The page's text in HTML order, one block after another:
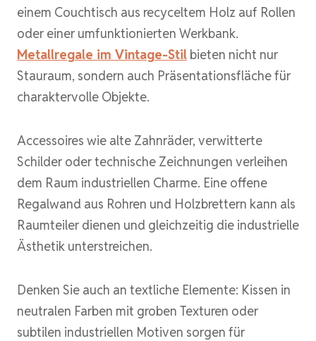
einem Couchtisch aus recyceltem Holz auf Rollen
oder einer umfunktionierten Werkbank.
Metallregale im Vintage-Stil bieten nicht nur
Stauraum, sondern auch Präsentationsfläche für
charaktervolle Objekte.
Accessoires wie alte Zahnräder, verwitterte
Schilder oder technische Zeichnungen verleihen
dem Raum industriellen Charme. Eine offene
Regalwand aus Rohren und Holzbrettern kann als
Raumteiler dienen und gleichzeitig die industrielle
Ästhetik unterstreichen.
Denken Sie auch an textliche Elemente: Kissen in
neutralen Farben mit groben Texturen oder
subtilen industriellen Motiven sorgen für